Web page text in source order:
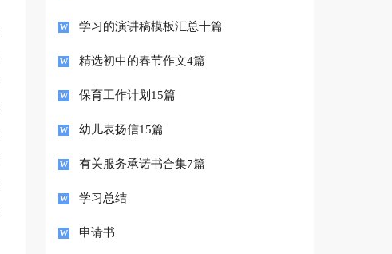
学习的演讲稿模板汇总十篇
精选初中的春节作文4篇
保育工作计划15篇
幼儿表扬信15篇
有关服务承诺书合集7篇
学习总结
申请书